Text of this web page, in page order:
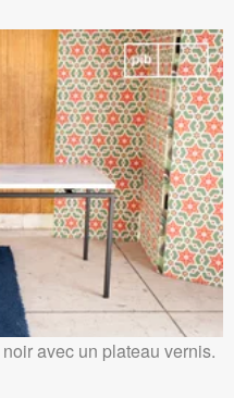
avec un plateau vernis.